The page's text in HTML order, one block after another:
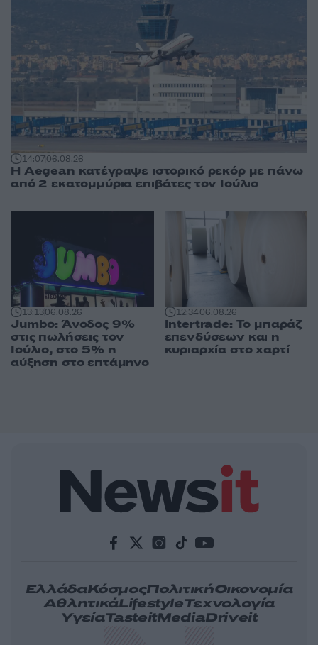
14:0706.08.26
Η Aegean κατέγραψε ιστορικό ρεκόρ με πάνω
από 2 εκατομμύρια επιβάτες τον Ιούλιο
13:1306.08.26
Jumbo: Άνοδος 9%
στις πωλήσεις τον
Ιούλιο, στο 5% η
αύξηση στο επτάμηνο
12:3406.08.26
Intertrade: Το μπαράζ
επενδύσεων και η
κυριαρχία στο χαρτί
ΕλλάδαΚόσμοςΠολιτικήΟικονομία
ΑθλητικάLifestyleΤεχνολογία
ΥγείαTasteitMediaDriveit